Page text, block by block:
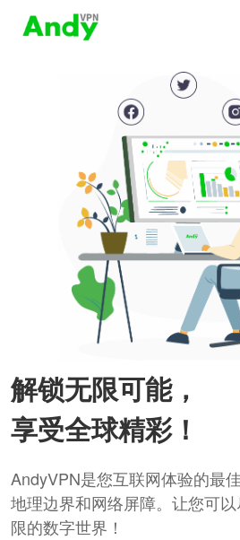
解锁无限可能，
享受全球精彩！
AndyVPN是您互联网体验的最
地理边界和网络屏障。让您可
限的数字世界！